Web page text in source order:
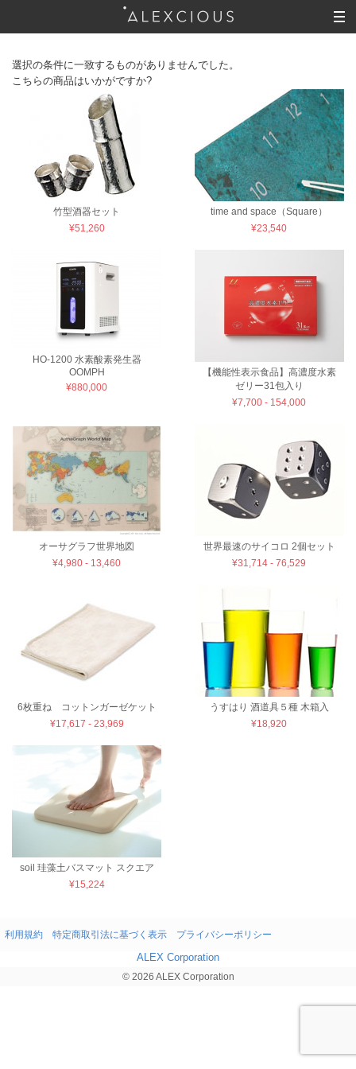
選択の条件に一致するものがありませんでした。
こちらの商品はいかがですか?
竹型酒器セット
¥51,260
time and space（Square）
¥23,540
HO-1200 水素酸素発生器
OOMPH
¥880,000
【機能性表示食品】高濃度水素
ゼリー31包入り
¥7,700 - 154,000
オーサグラフ世界地図
¥4,980 - 13,460
世界最速のサイコロ 2個セット
¥31,714 - 76,529
6枚重ね コットンガーゼケット
¥17,617 - 23,969
うすはり 酒道具５種 木箱入
¥18,920
soil 珪藻土バスマット スクエア
¥15,224
利用規約 特定商取引法に基づく表示 プライバシーポリシー
ALEX Corporation
© 2026 ALEX Corporation